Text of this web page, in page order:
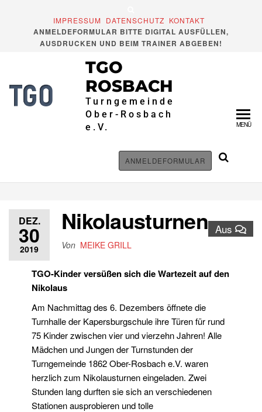
IMPRESSUM DATENSCHUTZ KONTAKT
ANMELDEFORMULAR BITTE DIGITAL AUSFÜLLEN,
AUSDRUCKEN UND BEIM TRAINER ABGEBEN!
TGO
ROSBACH
Turngemeinde
Ober-Rosbach
e.V.
ANMELDEFORMULAR
MENÜ
DEZ.
30
2019
Aus
Nikolausturnen
Von MEIKE GRILL
TGO-Kinder versüßen sich die Wartezeit auf den
Nikolaus
Am Nachmittag des 6. Dezembers öffnete die
Turnhalle der Kapersburgschule ihre Türen für rund
75 Kinder zwischen vier und vierzehn Jahren! Alle
Mädchen und Jungen der Turnstunden der
Turngemeinde 1862 Ober-Rosbach e.V. waren
herzlich zum Nikolausturnen eingeladen. Zwei
Stunden lang durften sie sich an verschiedenen
Stationen ausprobieren und tolle